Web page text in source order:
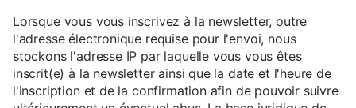
Lorsque vous vous inscrivez à la newsletter, outre
l'adresse électronique requise pour l'envoi, nous
stockons l'adresse IP par laquelle vous vous êtes
inscrit(e) à la newsletter ainsi que la date et l'heure de
l'inscription et de la confirmation afin de pouvoir suivre